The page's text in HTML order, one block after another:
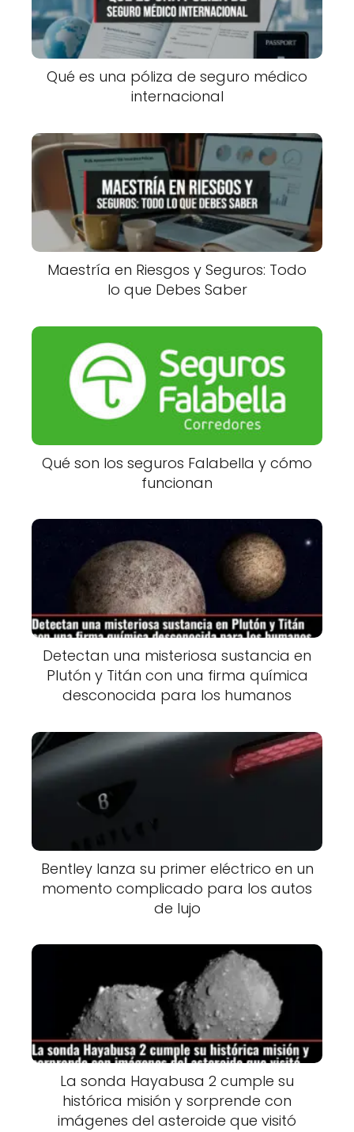
Qué es una póliza de seguro médico
internacional
Maestría en Riesgos y Seguros: Todo
lo que Debes Saber
Qué son los seguros Falabella y cómo
funcionan
Detectan una misteriosa sustancia en
Plutón y Titán con una firma química
desconocida para los humanos
Bentley lanza su primer eléctrico en un
momento complicado para los autos
de lujo
La sonda Hayabusa 2 cumple su
histórica misión y sorprende con
imágenes del asteroide que visitó